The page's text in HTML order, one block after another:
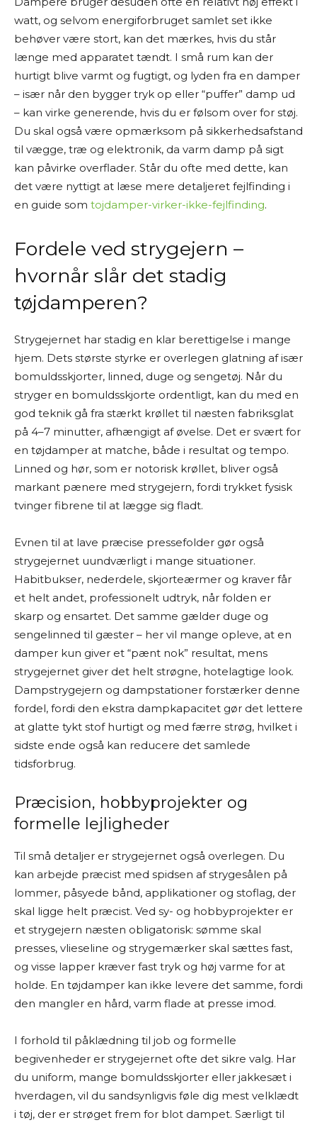
watt, og selvom energiforbruget samlet set ikke
behøver være stort, kan det mærkes, hvis du står
længe med apparatet tændt. I små rum kan der
hurtigt blive varmt og fugtigt, og lyden fra en damper
– især når den bygger tryk op eller “puffer” damp ud
– kan virke generende, hvis du er følsom over for støj.
Du skal også være opmærksom på sikkerhedsafstand
til vægge, træ og elektronik, da varm damp på sigt
kan påvirke overflader. Står du ofte med dette, kan
det være nyttigt at læse mere detaljeret fejlfinding i
en guide som tojdamper-virker-ikke-fejlfinding.
Fordele ved strygejern –
hvornår slår det stadig
tøjdamperen?
Strygejernet har stadig en klar berettigelse i mange
hjem. Dets største styrke er overlegen glatning af især
bomuldsskjorter, linned, duge og sengetøj. Når du
stryger en bomuldsskjorte ordentligt, kan du med en
god teknik gå fra stærkt krøllet til næsten fabriksglat
på 4–7 minutter, afhængigt af øvelse. Det er svært for
en tøjdamper at matche, både i resultat og tempo.
Linned og hør, som er notorisk krøllet, bliver også
markant pænere med strygejern, fordi trykket fysisk
tvinger fibrene til at lægge sig fladt.
Evnen til at lave præcise pressefolder gør også
strygejernet uundværligt i mange situationer.
Habitbukser, nederdele, skjorteærmer og kraver får
et helt andet, professionelt udtryk, når folden er
skarp og ensartet. Det samme gælder duge og
sengelinned til gæster – her vil mange opleve, at en
damper kun giver et “pænt nok” resultat, mens
strygejernet giver det helt strøgne, hotelagtige look.
Dampstrygejern og dampstationer forstærker denne
fordel, fordi den ekstra dampkapacitet gør det lettere
at glatte tykt stof hurtigt og med færre strøg, hvilket i
sidste ende også kan reducere det samlede
tidsforbrug.
Præcision, hobbyprojekter og
formelle lejligheder
Til små detaljer er strygejernet også overlegen. Du
kan arbejde præcist med spidsen af strygesålen på
lommer, påsyede bånd, applikationer og stoflag, der
skal ligge helt præcist. Ved sy- og hobbyprojekter er
et strygejern næsten obligatorisk: sømme skal
presses, vlieseline og strygemærker skal sættes fast,
og visse lapper kræver fast tryk og høj varme for at
holde. En tøjdamper kan ikke levere det samme, fordi
den mangler en hård, varm flade at presse imod.
I forhold til påklædning til job og formelle
begivenheder er strygejernet ofte det sikre valg. Har
du uniform, mange bomuldsskjorter eller jakkesæt i
hverdagen, vil du sandsynligvis føle dig mest velklædt
i tøj, der er strøget frem for blot dampet. Særligt til